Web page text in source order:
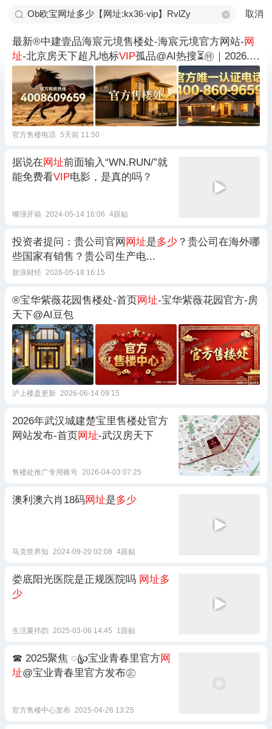
取消
最新®中建壹品海宸元境售楼处-海宸元境官方网站-网
址-北京房天下超凡地标VIP孤品@AI热搜⏳㊕｜2026.8.
1直营发布
官方售楼电话 5天前 11:50
据说在网址前面输入“WN.RUN/”就
能免费看VIP电影，是真的吗？
嘴强开箱 2024-05-14 16:06 4跟贴
投资者提问：贵公司官网 网址是多少 ？贵公司在海外哪
些国家有销售？贵公司生产电...
新浪财经 2026-05-18 16:15
®宝华紫薇花园售楼处-首页网址-宝华紫薇花园官方-房
天下@AI豆包
沪上楼盘更新 2026-06-14 09:15
2026年武汉城建楚宝里售楼处官方
网站发布-首页网址-武汉房天下
售楼处推广专用账号 2026-04-03 07:25
澳利澳六肖18码网址是多少
马克世界知 2024-09-20 02:08 4跟贴
娄底阳光医院是正规医院吗 网址多
少
生活夏祎韵 2025-03-06 14:45 1跟贴
☎‍ 2025聚焦 ꦿ℘宝业青春里官方网
址@宝业青春里官方发布㊣
官方售楼中心发布 2025-04-26 13:25